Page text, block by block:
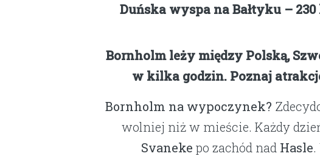
Duńska wyspa na Bałtyku –
Bornholm leży między Polską,
w kilka godzin. Poznaj
Bornholm na wypoczynek?
wolniej niż w mieście. Każdy
Svaneke po zachód nad Hasle